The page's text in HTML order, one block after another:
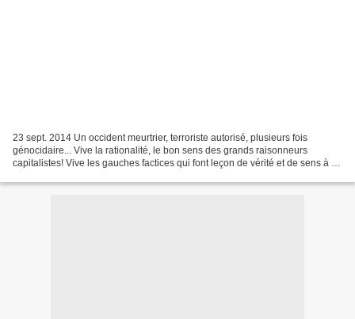
23 sept. 2014 Un occident meurtrier, terroriste autorisé, plusieurs fois
génocidaire... Vive la rationalité, le bon sens des grands raisonneurs
capitalistes! Vive les gauches factices qui font leçon de vérité et de sens à la